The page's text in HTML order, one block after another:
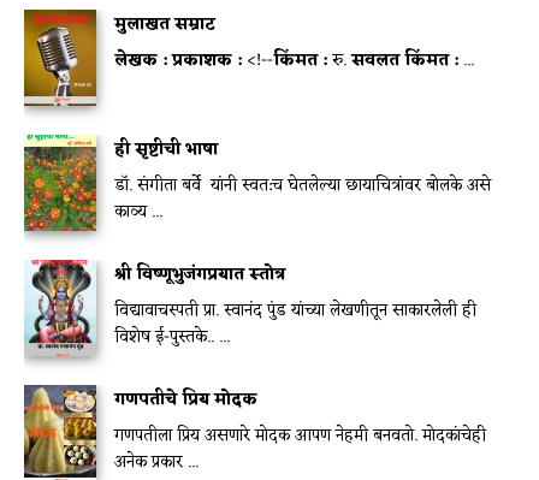
मुलाखत सम्राट
लेखक :प्रकाशक : <!--किंमत :रु.सवलत किंमत : ...
ही सृष्टीची भाषा
डॉ. संगीता बर्वे यांनी स्वत:च घेतलेल्या छायाचित्रांवर बोलके असे
काव्य ...
श्री विष्णूभुजंगप्रयात स्तोत्र
विद्यावाचस्पती प्रा. स्वानंद पुंड यांच्या लेखणीतून साकारलेली ही
विशेष ई-पुस्तके.. ...
गणपतीचे प्रिय मोदक
गणपतीला प्रिय असणारे मोदक आपण नेहमी बनवतो. मोदकांचेही
अनेक प्रकार ...